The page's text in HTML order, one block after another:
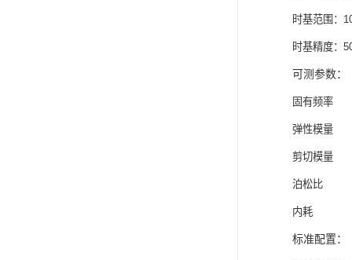
时基范围：
时基精度：
可测参数：
固有频率
弹性模量
剪切模量
泊松比
内耗
标准配置：